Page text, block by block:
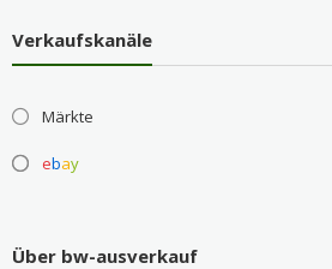
Verkaufskanäle
Märkte
ebay
Über bw-ausverkauf